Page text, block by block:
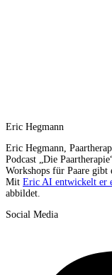
Eric Hegmann
Eric Hegmann,
Podcast „Die
Workshops für Paare gibt
Mit Eric AI entwickelt er
abbildet.
Social Media